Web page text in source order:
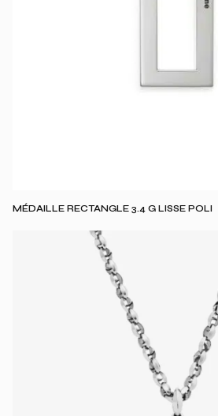
MÉDAILLE RECTANGLE 3.4 G LISSE POLI